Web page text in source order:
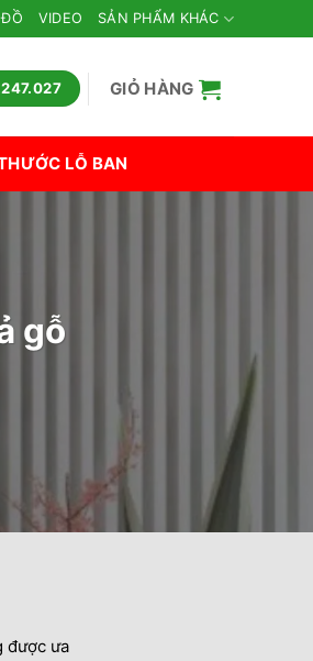
VIDEO SẢN PHẨM KHÁC
GIỎ HÀNG
LỖ BAN
gỗ
được ưa